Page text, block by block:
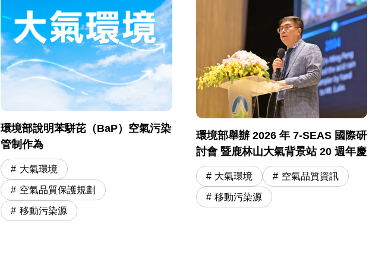
環境部說明苯駢芘（BaP）空氣污染
管制作為
大氣環境
空氣品質保護規劃
移動污染源
環境部舉辦 2026 年 7-SEAS 國際研
討會 暨鹿林山大氣背景站 20 週年慶
大氣環境 空氣品質資訊
移動污染源